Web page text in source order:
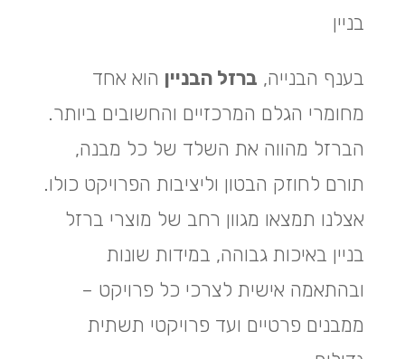
בניין
בענף הבנייה, ברזל הבניין הוא אחד
מחומרי הגלם המרכזיים והחשובים ביותר.
הברזל מהווה את השלד של כל מבנה,
תורם לחוזק הבטון וליציבות הפרויקט כולו.
אצלנו תמצאו מגוון רחב של מוצרי ברזל
בניין באיכות גבוהה, במידות שונות
ובהתאמה אישית לצרכי כל פרויקט –
ממבנים פרטיים ועד פרויקטי תשתית